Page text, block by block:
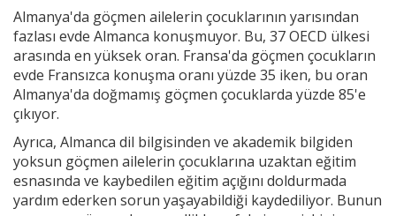
Almanya'da göçmen ailelerin çocuklarının yarısından
fazlası evde Almanca konuşmuyor. Bu, 37 OECD ülkesi
arasında en yüksek oran. Fransa'da göçmen çocukların
evde Fransızca konuşma oranı yüzde 35 iken, bu oran
Almanya'da doğmamış göçmen çocuklarda yüzde 85'e
çıkıyor.
Ayrıca, Almanca dil bilgisinden ve akademik bilgiden
yoksun göçmen ailelerin çocuklarına uzaktan eğitim
esnasında ve kaybedilen eğitim açığını doldurmada
yardım ederken sorun yaşayabildiği kaydediliyor. Bunun